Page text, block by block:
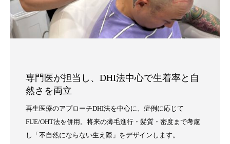
専門医が担当し、DHI法中心で生着率と自
然さを両立
再生医療のアプローチDHI法を中心に、症例に応じて
FUE/OHT法を併用。将来の薄毛進行・髪質・密度まで考慮
し「不自然にならない生え際」をデザインします。